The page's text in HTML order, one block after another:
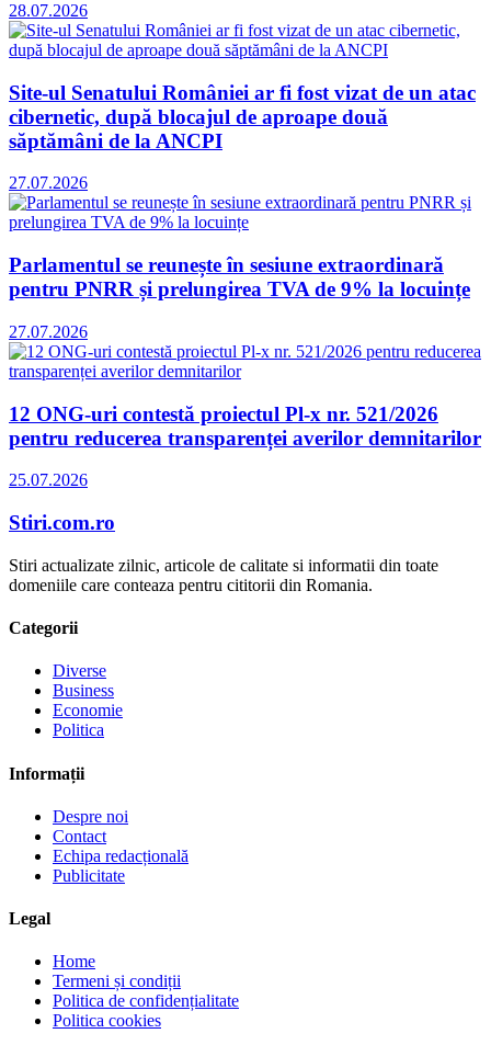
28.07.2026
Site-ul Senatului României ar fi fost vizat de un atac
cibernetic, după blocajul de aproape două
săptămâni de la ANCPI
27.07.2026
Parlamentul se reunește în sesiune extraordinară
pentru PNRR și prelungirea TVA de 9% la locuințe
27.07.2026
12 ONG-uri contestă proiectul Pl-x nr. 521/2026
pentru reducerea transparenței averilor demnitarilor
25.07.2026
Stiri.com.ro
Stiri actualizate zilnic, articole de calitate si informatii din toate
domeniile care conteaza pentru cititorii din Romania.
Categorii
Diverse
Business
Economie
Politica
Informații
Despre noi
Contact
Echipa redacțională
Publicitate
Legal
Home
Termeni și condiții
Politica de confidențialitate
Politica cookies